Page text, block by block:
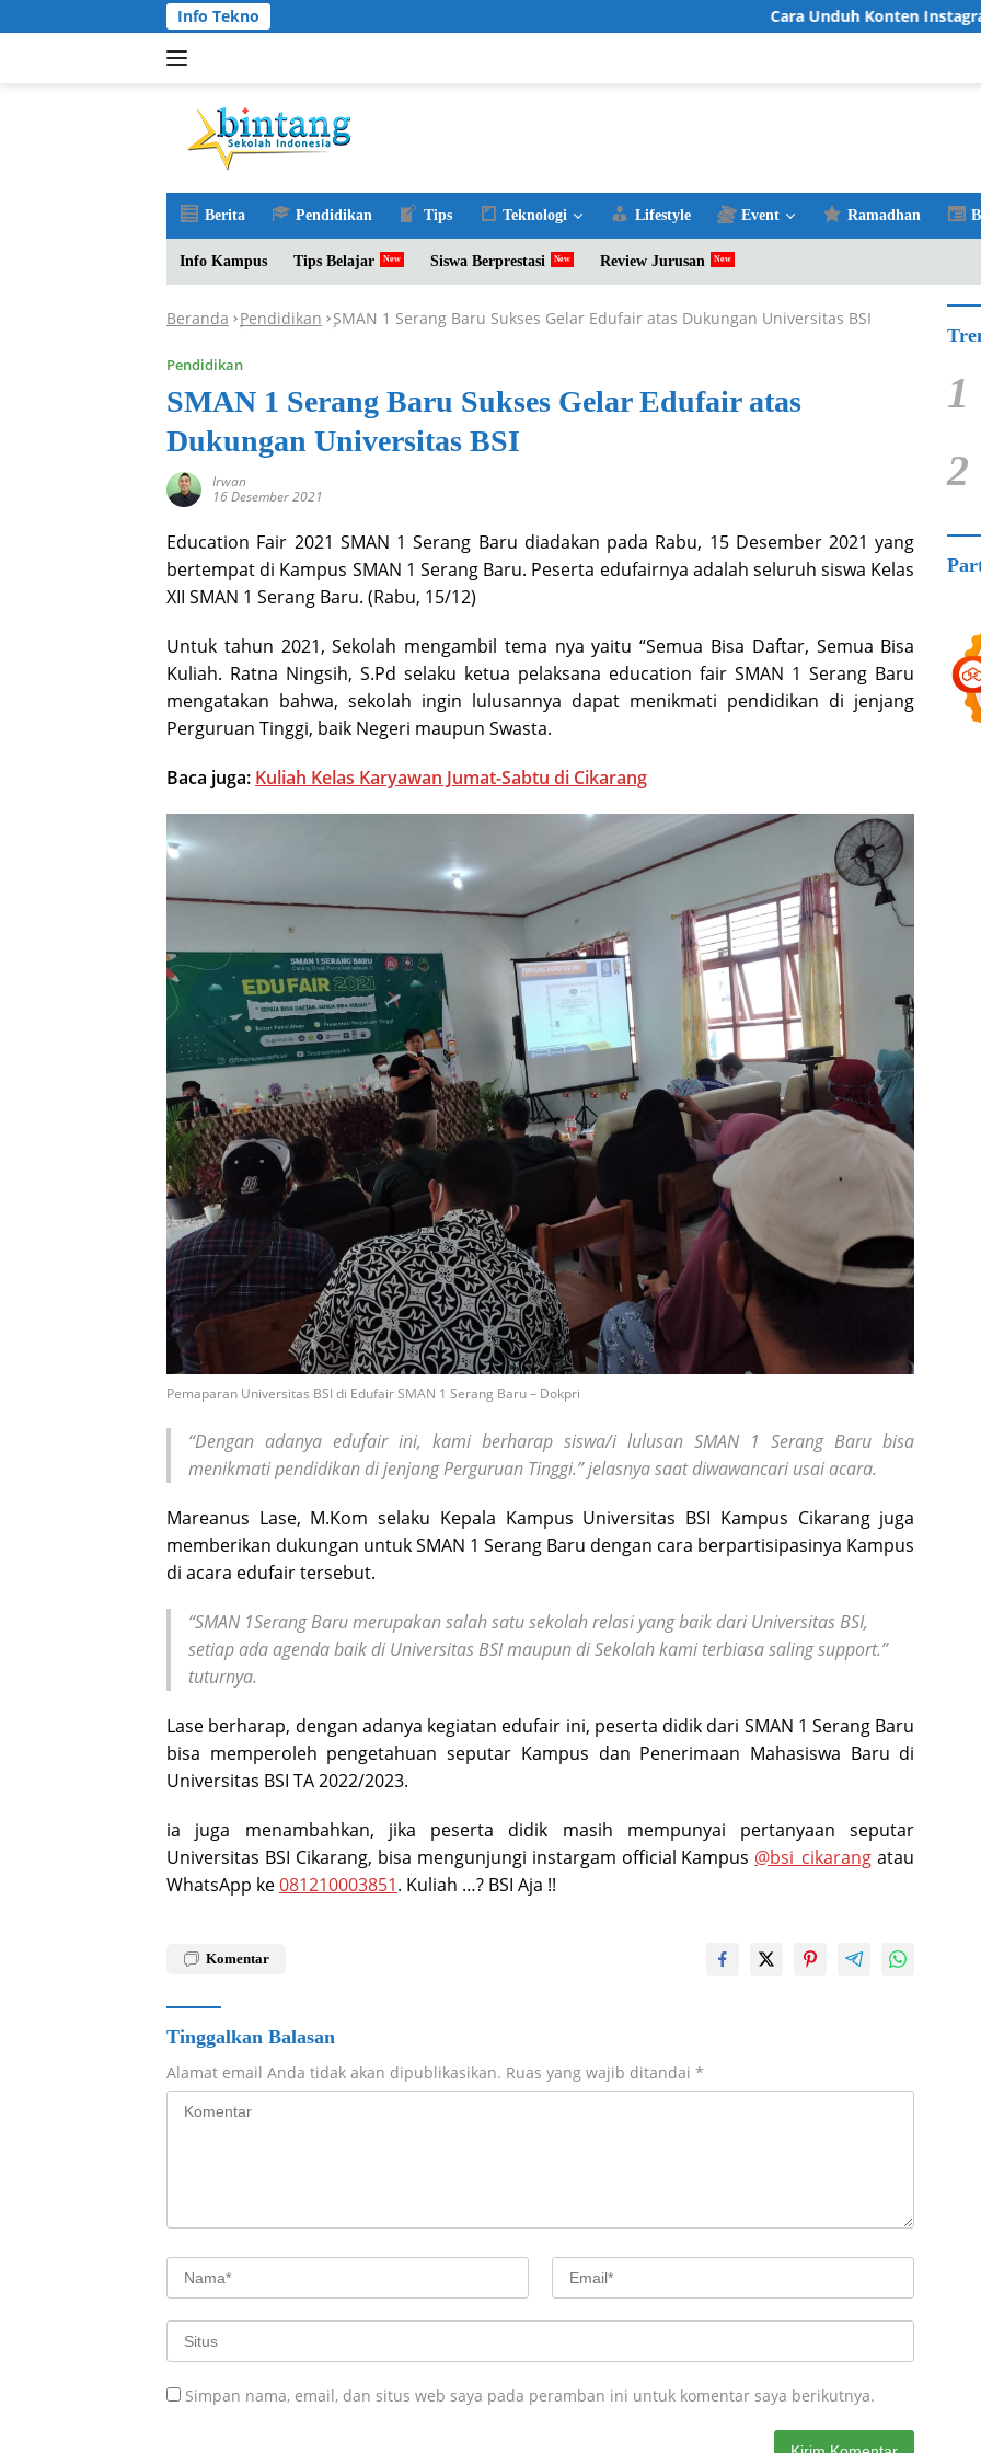
ke
Info Tekno Cara Unduh Konten Instagram
Berita Pendidikan Tips Teknologi Lifestyle Event Ramadhan
Info Kampus Tips Belajar Siswa Berprestasi Review Jurusan
Beranda -Pendidikan -SMAN 1 Serang Baru Sukses Gelar Edufair atas Dukungan Universitas BSI
Pendidikan
SMAN 1 Serang Baru Sukses Gelar Edufair atas
Dukungan Universitas BSI
Irwan
16 Desember 2021
Education Fair 2021 SMAN 1 Serang Baru diadakan pada Rabu, 15 Desember 2021 yang
bertempat di Kampus SMAN 1 Serang Baru. Peserta edufairnya adalah seluruh siswa Kelas
XII SMAN 1 Serang Baru. (Rabu, 15/12)
Untuk tahun 2021, Sekolah mengambil tema nya yaitu “Semua Bisa Daftar, Semua Bisa
Kuliah. Ratna Ningsih, S.Pd selaku ketua pelaksana education fair SMAN 1 Serang Baru
mengatakan bahwa, sekolah ingin lulusannya dapat menikmati pendidikan di jenjang
Perguruan Tinggi, baik Negeri maupun Swasta.
Baca juga: Kuliah Kelas Karyawan Jumat-Sabtu di Cikarang
Pemaparan Universitas BSI di Edufair SMAN 1 Serang Baru – Dokpri
“Dengan adanya edufair ini, kami berharap siswa/i lulusan SMAN 1 Serang Baru bisa
menikmati pendidikan di jenjang Perguruan Tinggi.” jelasnya saat diwawancari usai acara.
Mareanus Lase, M.Kom selaku Kepala Kampus Universitas BSI Kampus Cikarang juga
memberikan dukungan untuk SMAN 1 Serang Baru dengan cara berpartisipasinya Kampus
di acara edufair tersebut.
“SMAN 1Serang Baru merupakan salah satu sekolah relasi yang baik dari Universitas BSI,
setiap ada agenda baik di Universitas BSI maupun di Sekolah kami terbiasa saling support.”
tuturnya.
Lase berharap, dengan adanya kegiatan edufair ini, peserta didik dari SMAN 1 Serang Baru
bisa memperoleh pengetahuan seputar Kampus dan Penerimaan Mahasiswa Baru di
Universitas BSI TA 2022/2023.
ia juga menambahkan, jika peserta didik masih mempunyai pertanyaan seputar
Universitas BSI Cikarang, bisa mengunjungi instargam official Kampus @bsi_cikarang atau
WhatsApp ke081210003851. Kuliah …? BSI Aja !!
Komentar
Tinggalkan Balasan
Alamat email Anda tidak akan dipublikasikan. Ruas yang wajib ditandai *
Simpan nama, email, dan situs web saya pada peramban ini untuk komentar saya berikutnya.
1
2